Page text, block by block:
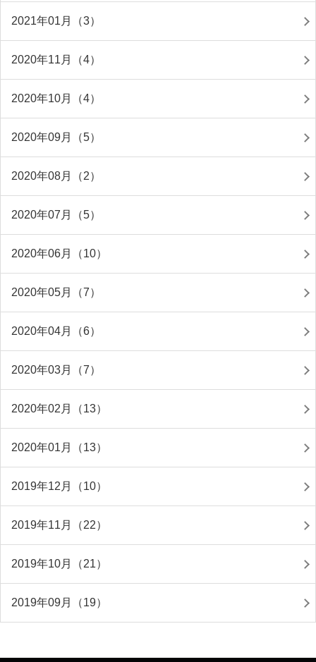
2021年01月（3）
2020年11月（4）
2020年10月（4）
2020年09月（5）
2020年08月（2）
2020年07月（5）
2020年06月（10）
2020年05月（7）
2020年04月（6）
2020年03月（7）
2020年02月（13）
2020年01月（13）
2019年12月（10）
2019年11月（22）
2019年10月（21）
2019年09月（19）